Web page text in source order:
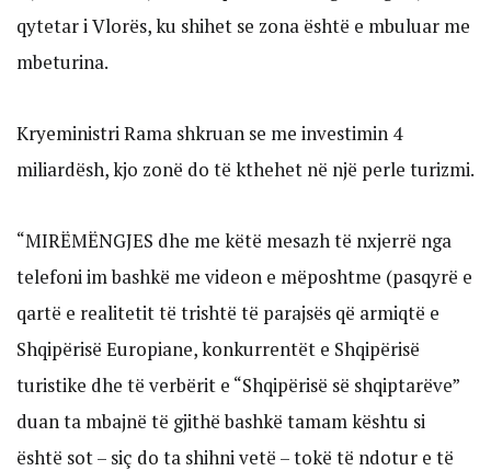
qytetar i Vlorës, ku shihet se zona është e mbuluar me
mbeturina.
Kryeministri Rama shkruan se me investimin 4
miliardësh, kjo zonë do të kthehet në një perle turizmi.
“MIRËMËNGJES dhe me këtë mesazh të nxjerrë nga
telefoni im bashkë me videon e mëposhtme (pasqyrë e
qartë e realitetit të trishtë të parajsës që armiqtë e
Shqipërisë Europiane, konkurrentët e Shqipërisë
turistike dhe të verbërit e “Shqipërisë së shqiptarëve”
duan ta mbajnë të gjithë bashkë tamam kështu si
është sot – siç do ta shihni vetë – tokë të ndotur e të